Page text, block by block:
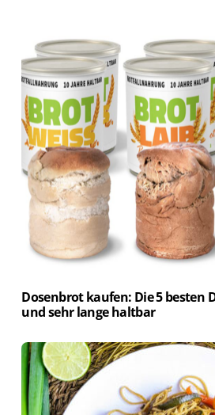
Dosenbrot kaufen: Die 5 besten
und sehr lange haltbar